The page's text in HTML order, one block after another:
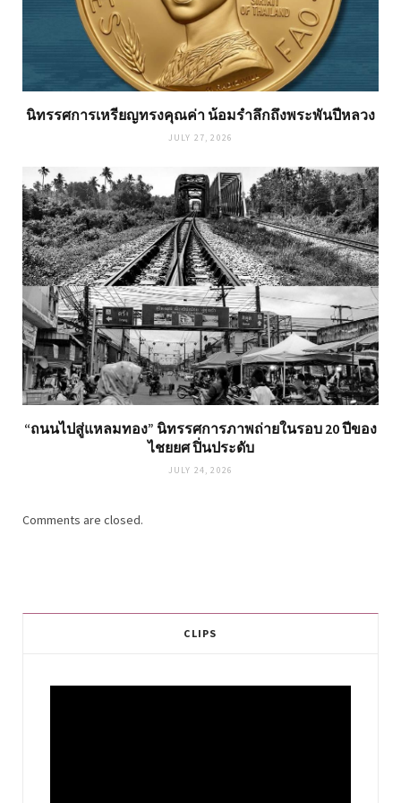
นิทรรศการเหรียญทรงคุณค่า น้อมรำลึกถึงพระพันปีหลวง
JULY 27, 2026
“ถนนไปสู่แหลมทอง” นิทรรศการภาพถ่ายในรอบ 20 ปีของ
ไชยยศ ปิ่นประดับ
JULY 24, 2026
Comments are closed.
CLIPS